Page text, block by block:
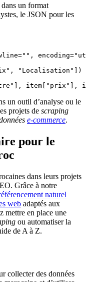
un format
le JSON pour les
"Localisation"])
un outil d’analyse ou le
projets de scraping
e‑commerce.
pour le
dans leurs projets
Grâce à notre
naturel
web adaptés aux
mettre en place une
ou automatiser la
de A à Z.
collecter des données